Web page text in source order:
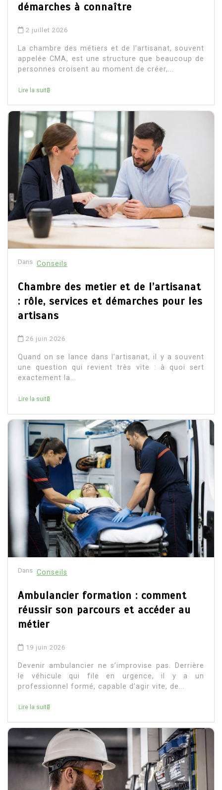
démarches à connaître
2 juillet 2026
La chambre des métiers et de l’artisanat, souvent
appelée CMA, est une structure que beaucoup de
personnes croisent au moment de créer,...
Lire la suite
Dans Conseils
Chambre des metier et de l’artisanat
: rôle, services et démarches pour les
artisans
26 juin 2026
Quand on se lance dans l’artisanat, il y a souvent
une question qui revient très vite : à quoi sert
exactement la...
Lire la suite
Dans Conseils
Ambulancier formation : comment
réussir son parcours et accéder au
métier
19 juin 2026
Devenir ambulancier ne s’improvise pas. Derrière
le véhicule qui file en urgence, il y a un
professionnel formé, capable d’agir vite, de...
Lire la suite